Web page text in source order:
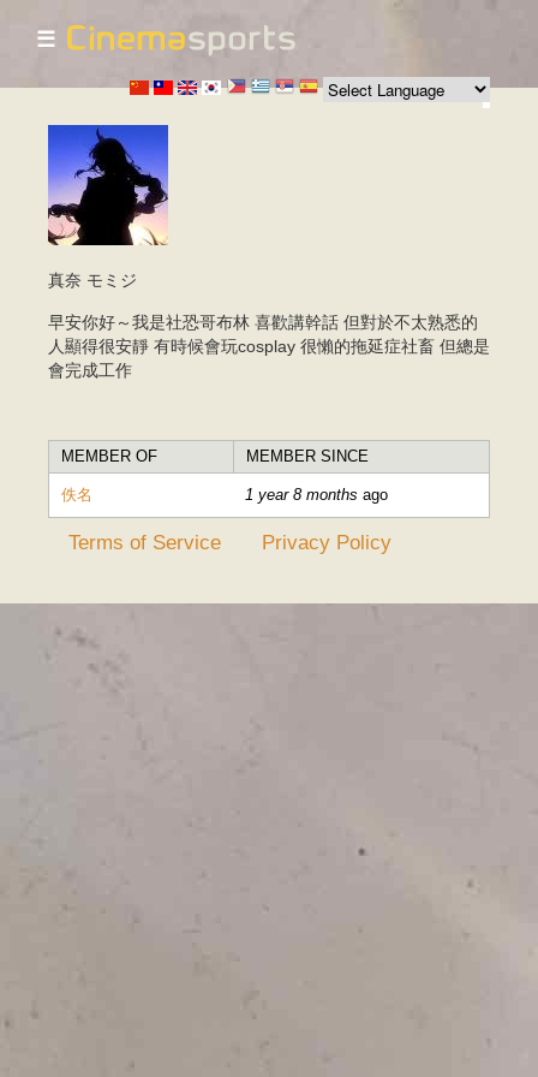
Skip to
main
content
☰
真奈 モミジ
早安你好～我是社恐哥布林 喜歡講幹話 但對於不太熟悉的
人顯得很安靜 有時候會玩cosplay 很懶的拖延症社畜 但總是
會完成工作
MEMBER OF MEMBER SINCE
佚名 1 year 8 months ago
Terms of Service Privacy Policy